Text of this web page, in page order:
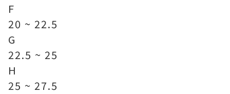
F
20 ~ 22.5
G
22.5 ~ 25
H
25 ~ 27.5